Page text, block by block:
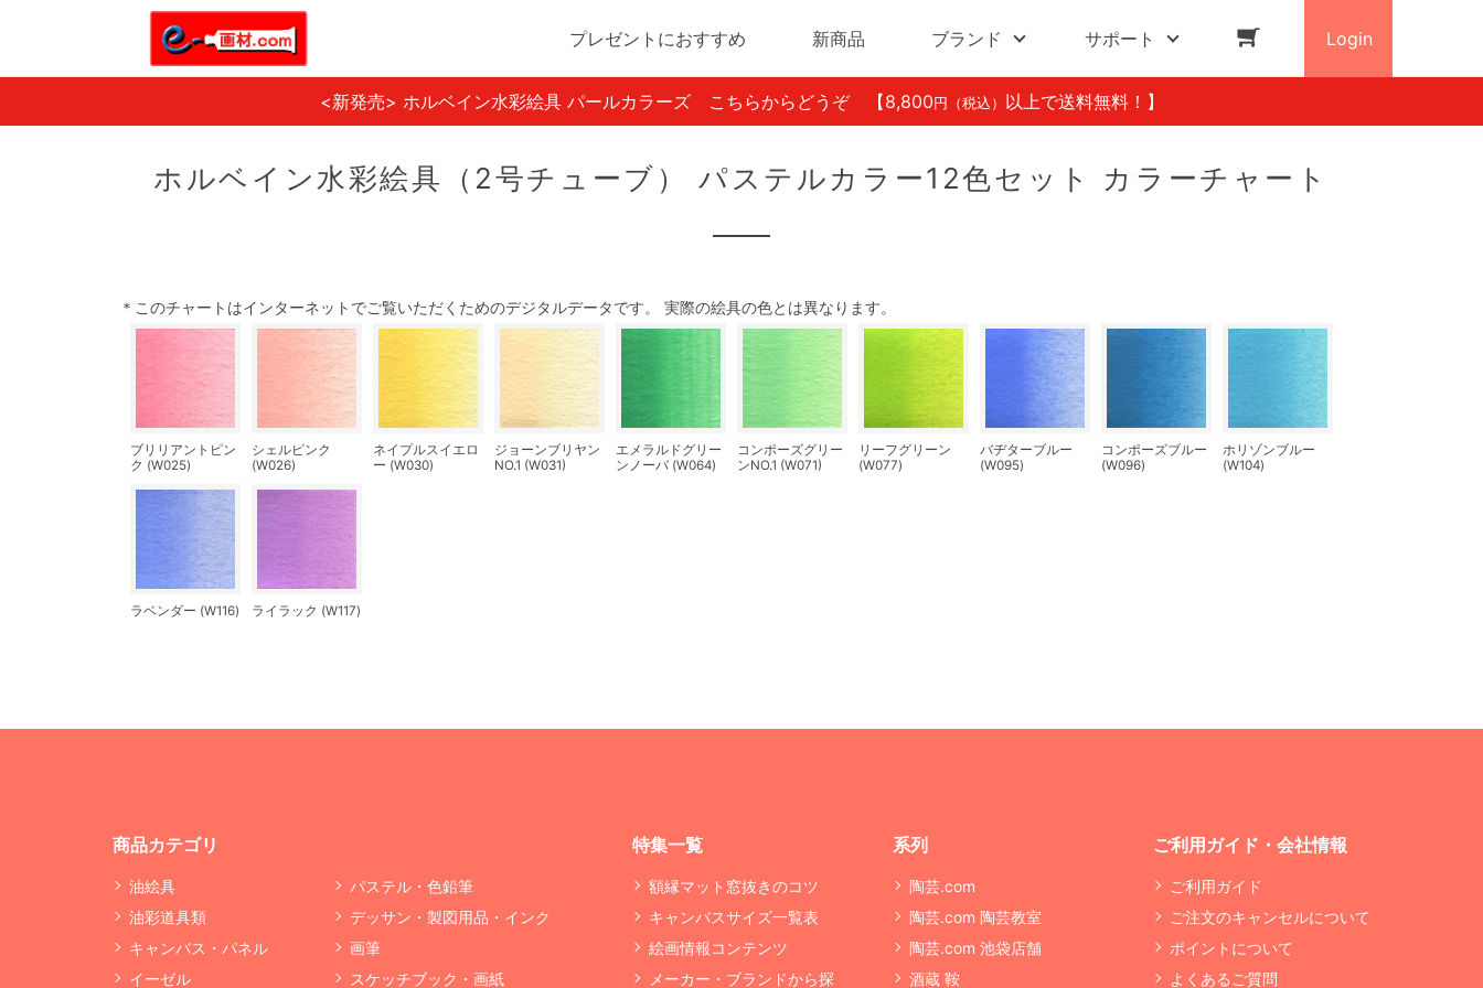
プレゼントにおすすめ 新商品 ブランド サポート Login
<新発売> ホルベイン水彩絵具 パールカラーズ こちらからどうぞ 【8,800 円（税込） 以上で送料無料！】
ホルベイン水彩絵具（2号チューブ） パステルカラー12色セット カラーチャート
＊このチャートはインターネットでご覧いただくためのデジタルデータです。 実際の絵具の色とは異なります。
ブリリアントピン
ク (W025)
シェルピンク
(W026)
ネイプルスイエロ
ー (W030)
ジョーンブリヤン
NO.1 (W031)
エメラルドグリー
ンノーバ (W064)
コンポーズグリー
ンNO.1 (W071)
リーフグリーン
(W077)
バヂターブルー
(W095)
コンポーズブルー
(W096)
ホリゾンブルー
(W104)
ラベンダー (W116) ライラック (W117)
商品カテゴリ
油絵具
油彩道具類
キャンバス・パネル
イーゼル
パステル・色鉛筆
デッサン・製図用品・インク
画筆
スケッチブック・画紙
特集一覧
額縁マット窓抜きのコツ
キャンバスサイズ一覧表
絵画情報コンテンツ
メーカー・ブランドから探
系列
陶芸.com
陶芸.com 陶芸教室
陶芸.com 池袋店舗
酒蔵 鞍
ご利用ガイド・会社情報
ご利用ガイド
ご注文のキャンセルについて
ポイントについて
よくあるご質問